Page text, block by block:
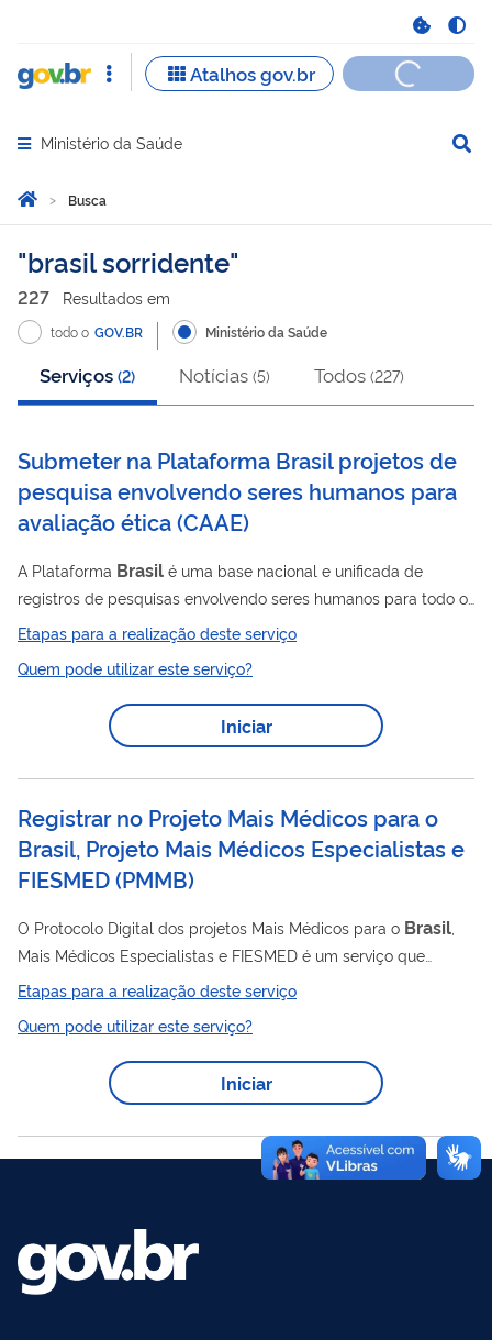
Abrir menu principal de navegação
Ministério da Saúde
Você está aqui:
Página Inicial
Busca
Busca
brasil sorridente
227 Resultados em
todo o GOV.BR Ministério da Saúde
Serviços (2) Notícias (5) Todos (227)
Submeter na Plataforma Brasil projetos de
pesquisa envolvendo seres humanos para
avaliação ética(CAAE)
A Plataforma Brasil é uma base nacional e unificada de
registros de pesquisas envolvendo seres humanos para todo o
Sistema CEP/Conep. Ela permite que as pesquisas sejam
acompanhadas em seus diferentes estágios - desde sua
submissão até a aprovação final pelo Comitê de Ética em
Pesquisa (CEP) e/ou pela Conep, quando necessário –
possibilitando, inclusive, o acompanhamento da fase de
pesquisas (quando concluídas). A Plataforma...
Etapas para a realização deste serviço
Quem pode utilizar este serviço?
Iniciar
Registrar no Projeto Mais Médicos para o
Brasil, Projeto Mais Médicos Especialistas e
FIESMED(PMMB)
O Protocolo Digital dos projetos Mais Médicos para o Brasil
Mais Médicos Especialistas e FIESMED é um serviço que
permite o envio e a organização eletrônica de solicitações
realizadas por profissionais de saúde, gestores, instituições
formadoras e de ensino, entre outros, de forma prática e ágil,
sem a necessidade de deslocamento presencial, envio de e-
mails ou correspondência postal.
Etapas para a realização deste serviço
Quem pode utilizar este serviço?
Iniciar